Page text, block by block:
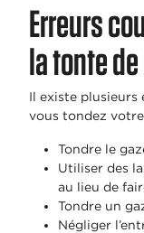
Erreurs
la tonte
Il existe plusieurs
vous tondez votre
Tondre le
Utiliser des
au lieu de
Tondre un
Négliger